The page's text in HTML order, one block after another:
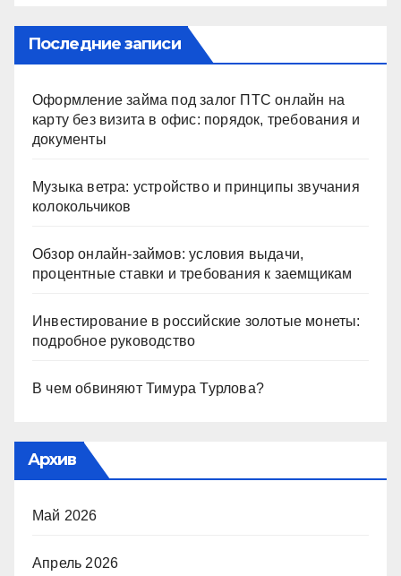
ki
Последние записи
Оформление займа под залог ПТС онлайн на
карту без визита в офис: порядок, требования и
документы
Музыка ветра: устройство и принципы звучания
колокольчиков
Обзор онлайн-займов: условия выдачи,
процентные ставки и требования к заемщикам
Инвестирование в российские золотые монеты:
подробное руководство
В чем обвиняют Тимура Турлова?
Архив
Май 2026
Апрель 2026